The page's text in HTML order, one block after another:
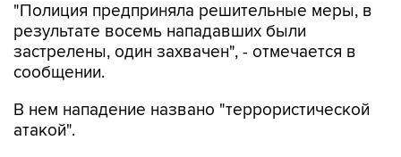
"Полиция предприняла решительные меры, в
результате восемь нападавших были
застрелены, один захвачен", - отмечается в
сообщении.
В нем нападение названо "террористической
атакой".